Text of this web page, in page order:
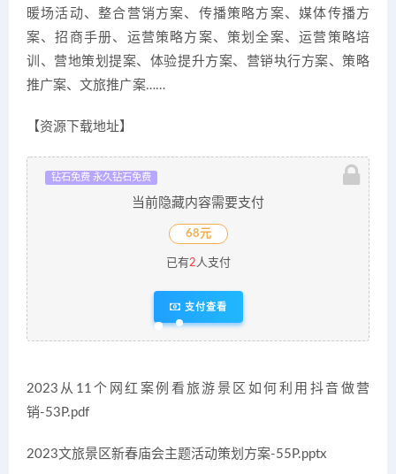
暖场活动、整合营销方案、传播策略方案、媒体传播方
案、招商手册、运营策略方案、策划全案、运营策略培
训、营地策划提案、体验提升方案、营销执行方案、策略
推广案、文旅推广案……
【资源下载地址】
钻石免费 永久钻石免费
当前隐藏内容需要支付
68元
已有2 人支付
支付查看
2023从11个网红案例看旅游景区如何利用抖音做营
销-53P.pdf
2023文旅景区新春庙会主题活动策划方案-55P.pptx